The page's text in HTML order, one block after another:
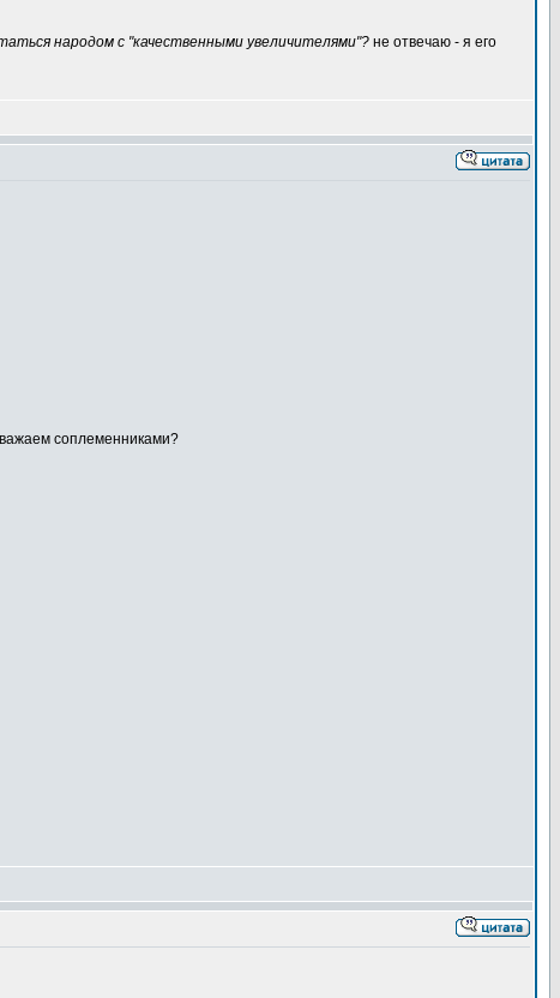
народом с "качественными увеличителями"? не отвечаю - я его
соплеменниками?